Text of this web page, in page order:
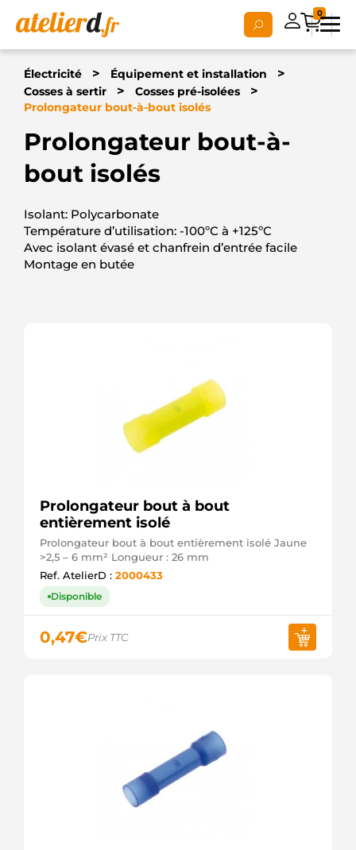
0
Électricité > Équipement et installation >
Cosses à sertir > Cosses pré-isolées >
Prolongateur bout-à-bout isolés
Prolongateur bout-à-
bout isolés
Isolant: Polycarbonate
Température d’utilisation: -100ºC à +125ºC
Avec isolant évasé et chanfrein d’entrée facile
Montage en butée
Prolongateur bout à bout
entièrement isolé
Prolongateur bout à bout entièrement isolé Jaune
>2,5 – 6 mm² Longueur : 26 mm
Ref. AtelierD : 2000433
Disponible
0,47€Prix TTC